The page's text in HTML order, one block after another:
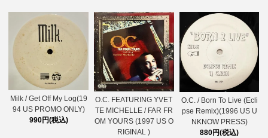
Milk / Get Off My Log(19
94 US PROMO ONLY)
990円(税込)
O.C. FEATURING YVET
TE MICHELLE / FAR FR
OM YOURS (1997 US O
RIGINAL )
O.C. / Born To Live (Ecli
pse Remix)(1996 US U
NKNOW PRESS)
880円(税込)